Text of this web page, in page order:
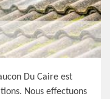
Du Caire est
Nous effectuons